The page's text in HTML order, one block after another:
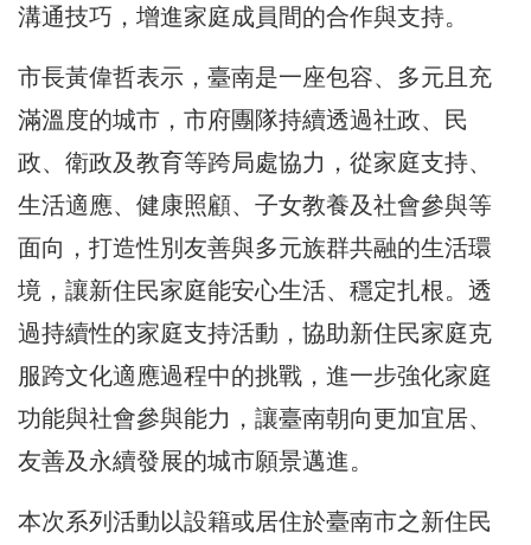
溝通技巧，增進家庭成員間的合作與支持。
市長黃偉哲表示，臺南是一座包容、多元且充
滿溫度的城市，市府團隊持續透過社政、民
政、衛政及教育等跨局處協力，從家庭支持、
生活適應、健康照顧、子女教養及社會參與等
面向，打造性別友善與多元族群共融的生活環
境，讓新住民家庭能安心生活、穩定扎根。透
過持續性的家庭支持活動，協助新住民家庭克
服跨文化適應過程中的挑戰，進一步強化家庭
功能與社會參與能力，讓臺南朝向更加宜居、
友善及永續發展的城市願景邁進。
本次系列活動以設籍或居住於臺南市之新住民